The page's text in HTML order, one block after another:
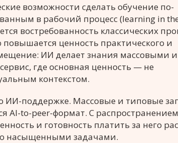
возможности сделать обучение по-
в рабочий процесс (learning in
востребованность классических
ценность практического и
ИИ делает знания массовыми и
где основная ценность — не
контекстом.
ИИ-поддержке. Массовые и типовые
АI-to-peer-формат. С
и готовность платить за него
насыщенными задачами.